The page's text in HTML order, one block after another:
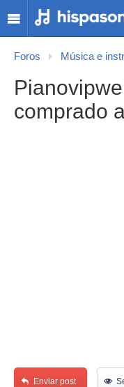
Foros Música e
comprado
Enviar post